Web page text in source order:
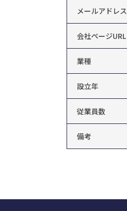
メールアドレス
会社ページURL
業種
設立年
従業員数
備考